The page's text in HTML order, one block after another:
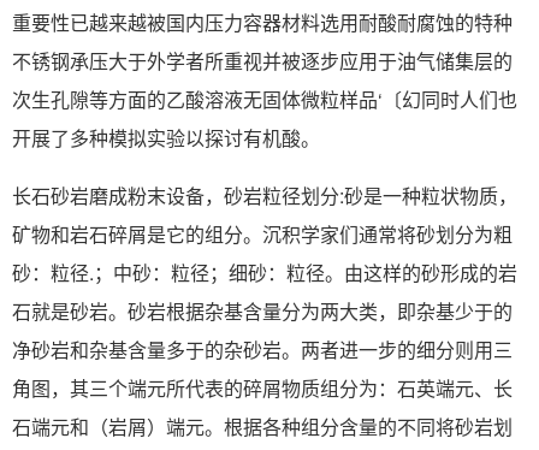
重要性已越来越被国内压力容器材料选用耐酸耐腐蚀的特种
不锈钢承压大于外学者所重视并被逐步应用于油气储集层的
次生孔隙等方面的乙酸溶液无固体微粒样品‘〔幻同时人们也
开展了多种模拟实验以探讨有机酸。
长石砂岩磨成粉末设备，砂岩粒径划分:砂是一种粒状物质，
矿物和岩石碎屑是它的组分。沉积学家们通常将砂划分为粗
砂：粒径.；中砂：粒径；细砂：粒径。由这样的砂形成的岩
石就是砂岩。砂岩根据杂基含量分为两大类，即杂基少于的
净砂岩和杂基含量多于的杂砂岩。两者进一步的细分则用三
角图，其三个端元所代表的碎屑物质组分为：石英端元、长
石端元和（岩屑）端元。根据各种组分含量的不同将砂岩划